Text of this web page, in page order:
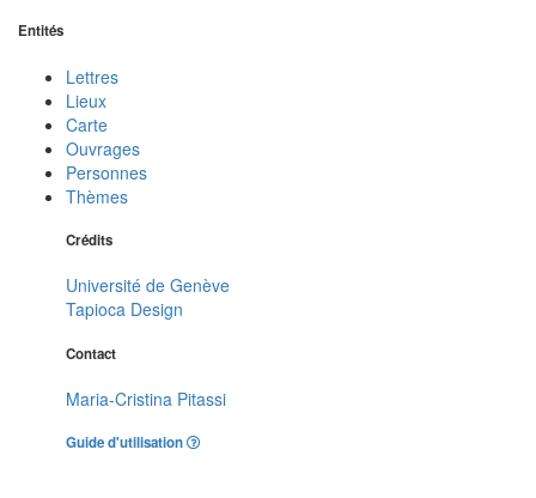
Entités
Lettres
Lieux
Carte
Ouvrages
Personnes
Thèmes
Crédits
Université de Genève
Tapioca Design
Contact
Maria-Cristina Pitassi
Guide d'utilisation